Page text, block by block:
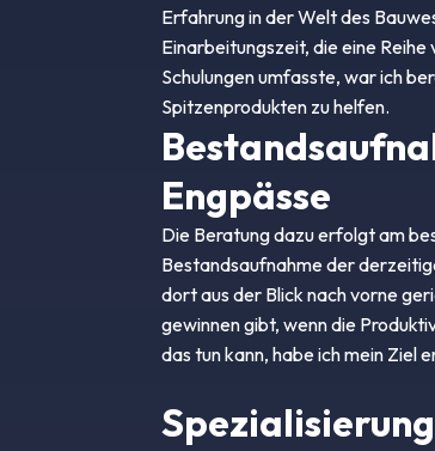
Erfahrung in der Welt des
Einarbeitungszeit, die eine
Schulungen umfasste, war ich
Spitzenprodukten zu helfen.
Engpässe
Die Beratung dazu erfolgt am
Bestandsaufnahme der
dort aus der Blick nach vorne
gewinnen gibt, wenn die
das tun kann, habe ich mein Ziel